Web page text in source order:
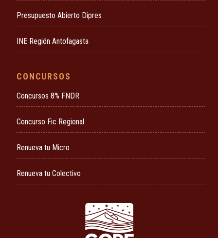
Presupuesto Abierto Dipres
INE Región Antofagasta
CONCURSOS
Concursos 8% FNDR
Concurso Fic Regional
Renueva tu Micro
Renueva tu Colectivo